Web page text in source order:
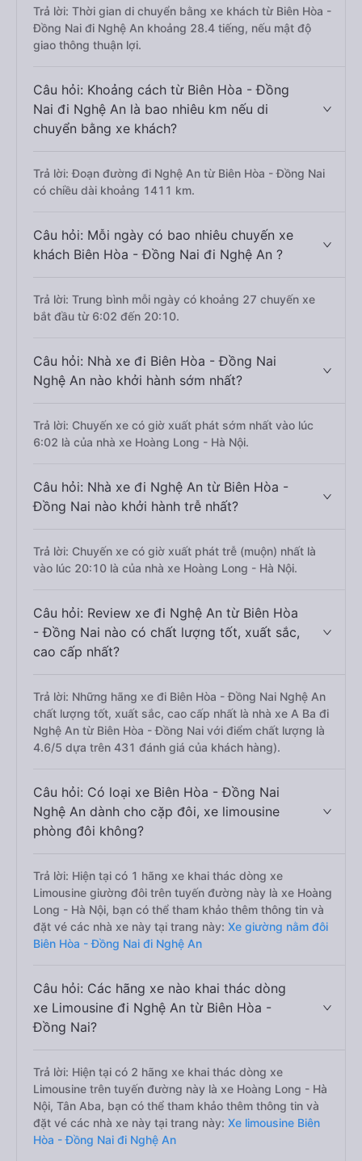
Trả lời: Thời gian di chuyển bằng xe khách từ Biên Hòa -
Đồng Nai đi Nghệ An khoảng 28.4 tiếng, nếu mật độ
giao thông thuận lợi.
Câu hỏi: Khoảng cách từ Biên Hòa - Đồng
Nai đi Nghệ An là bao nhiêu km nếu di
chuyển bằng xe khách?
Trả lời: Đoạn đường đi Nghệ An từ Biên Hòa - Đồng Nai
có chiều dài khoảng 1411 km.
Câu hỏi: Mỗi ngày có bao nhiêu chuyến xe
khách Biên Hòa - Đồng Nai đi Nghệ An ?
Trả lời: Trung bình mỗi ngày có khoảng 27 chuyến xe
bắt đầu từ 6:02 đến 20:10.
Câu hỏi: Nhà xe đi Biên Hòa - Đồng Nai
Nghệ An nào khởi hành sớm nhất?
Trả lời: Chuyến xe có giờ xuất phát sớm nhất vào lúc
6:02 là của nhà xe Hoàng Long - Hà Nội.
Câu hỏi: Nhà xe đi Nghệ An từ Biên Hòa -
Đồng Nai nào khởi hành trễ nhất?
Trả lời: Chuyến xe có giờ xuất phát trễ (muộn) nhất là
vào lúc 20:10 là của nhà xe Hoàng Long - Hà Nội.
Câu hỏi: Review xe đi Nghệ An từ Biên Hòa
- Đồng Nai nào có chất lượng tốt, xuất sắc,
cao cấp nhất?
Trả lời: Những hãng xe đi Biên Hòa - Đồng Nai Nghệ An
chất lượng tốt, xuất sắc, cao cấp nhất là nhà xe A Ba đi
Nghệ An từ Biên Hòa - Đồng Nai với điểm chất lượng là
4.6/5 dựa trên 431 đánh giá của khách hàng).
Câu hỏi: Có loại xe Biên Hòa - Đồng Nai
Nghệ An dành cho cặp đôi, xe limousine
phòng đôi không?
Trả lời: Hiện tại có 1 hãng xe khai thác dòng xe
Limousine giường đôi trên tuyến đường này là xe Hoàng
Long - Hà Nội, bạn có thể tham khảo thêm thông tin và
đặt vé các nhà xe này tại trang này: Xe giường nằm đôi
Biên Hòa - Đồng Nai đi Nghệ An
Câu hỏi: Các hãng xe nào khai thác dòng
xe Limousine đi Nghệ An từ Biên Hòa -
Đồng Nai?
Trả lời: Hiện tại có 2 hãng xe khai thác dòng xe
Limousine trên tuyến đường này là xe Hoàng Long - Hà
Nội, Tân Aba, bạn có thể tham khảo thêm thông tin và
đặt vé các nhà xe này tại trang này: Xe limousine Biên
Hòa - Đồng Nai đi Nghệ An